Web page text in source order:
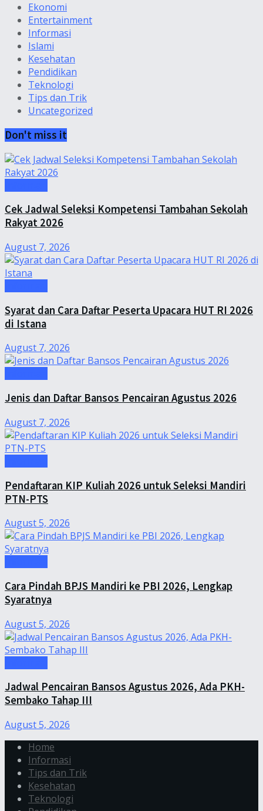
Ekonomi
Entertainment
Informasi
Islami
Kesehatan
Pendidikan
Teknologi
Tips dan Trik
Uncategorized
Don't miss it
Cek Jadwal Seleksi Kompetensi Tambahan Sekolah
Rakyat 2026
August 7, 2026
Syarat dan Cara Daftar Peserta Upacara HUT RI 2026
di Istana
August 7, 2026
Jenis dan Daftar Bansos Pencairan Agustus 2026
August 7, 2026
Pendaftaran KIP Kuliah 2026 untuk Seleksi Mandiri
PTN-PTS
August 5, 2026
Cara Pindah BPJS Mandiri ke PBI 2026, Lengkap
Syaratnya
August 5, 2026
Jadwal Pencairan Bansos Agustus 2026, Ada PKH-
Sembako Tahap III
August 5, 2026
Home
Informasi
Tips dan Trik
Kesehatan
Teknologi